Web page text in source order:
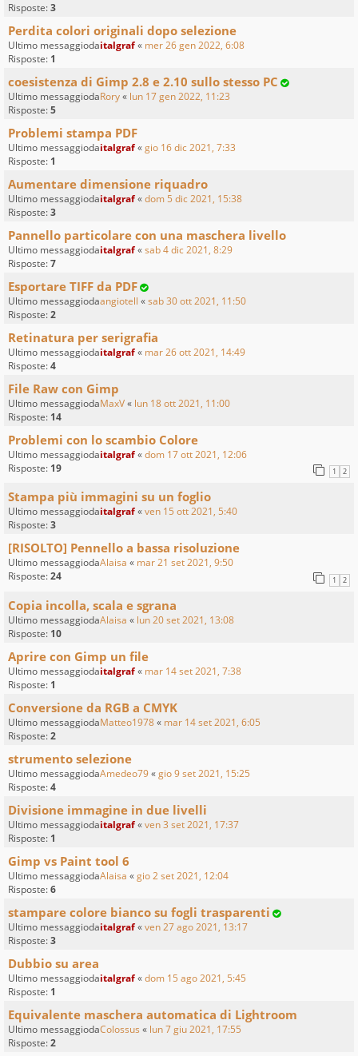
Risposte:3
Perdita colori originali dopo selezione
Ultimo messaggiodaitalgraf« mer 26 gen 2022, 6:08
Risposte: 1
coesistenza di Gimp 2.8 e 2.10 sullo stesso PC
Ultimo messaggiodaRory« lun 17 gen 2022, 11:23
Risposte:5
Problemi stampa PDF
Ultimo messaggiodaitalgraf«gio 16 dic 2021, 7:33
Risposte: 1
Aumentare dimensione riquadro
Ultimo messaggiodaitalgraf«dom 5 dic 2021, 15:38
Risposte:3
Pannello particolare con una maschera livello
Ultimo messaggiodaitalgraf«sab 4 dic 2021, 8:29
Risposte:7
Esportare TIFF da PDF
Ultimo messaggiodaangiotell «sab 30 ott 2021, 11:50
Risposte:2
Retinatura per serigrafia
Ultimo messaggiodaitalgraf« mar 26 ott 2021, 14:49
Risposte:4
File Raw con Gimp
Ultimo messaggiodaMaxV« lun 18 ott 2021, 11:00
Risposte: 14
Problemi con lo scambio Colore
Ultimo messaggiodaitalgraf«dom 17 ott 2021, 12:06
Risposte: 19 1 2
Stampa più immagini su un foglio
Ultimo messaggiodaitalgraf«ven 15 ott 2021, 5:40
Risposte:3
[RISOLTO] Pennello a bassa risoluzione
Ultimo messaggiodaAlaisa « mar 21 set 2021, 9:50
Risposte:24 1 2
Copia incolla, scala e sgrana
Ultimo messaggiodaAlaisa « lun 20 set 2021, 13:08
Risposte: 10
Aprire con Gimp un file
Ultimo messaggiodaitalgraf« mar 14 set 2021, 7:38
Risposte: 1
Conversione da RGB a CMYK
Ultimo messaggiodaMatteo1978« mar 14 set 2021, 6:05
Risposte:2
strumento selezione
Ultimo messaggiodaAmedeo79«gio 9 set 2021, 15:25
Risposte:4
Divisione immagine in due livelli
Ultimo messaggiodaitalgraf«ven 3 set 2021, 17:37
Risposte: 1
Gimp vs Paint tool 6
Ultimo messaggiodaAlaisa «gio 2 set 2021, 12:04
Risposte:6
stampare colore bianco su fogli trasparenti
Ultimo messaggiodaitalgraf«ven 27 ago 2021, 13:17
Risposte:3
Dubbio su area
Ultimo messaggiodaitalgraf«dom 15 ago 2021, 5:45
Risposte: 1
Equivalente maschera automatica di Lightroom
Ultimo messaggiodaColossus « lun 7 giu 2021, 17:55
Risposte:2